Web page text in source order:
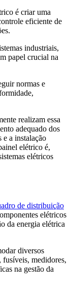
é criar uma
eficiente de
industriais,
papel crucial na
normas e
realizam essa
adequado dos
e a instalação
elétrico é,
elétricos
de distribuição
elétricos
da energia elétrica
diversos
fusíveis, medidores,
na gestão da